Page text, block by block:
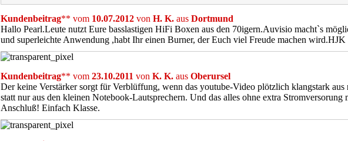
Kundenbeitrag** vom 10.07.2012 von H. K. aus Dortmund
Hallo Pearl.Leute nutzt Eure basslastigen HiFi Boxen aus den 70igern.Auvisio macht`s
und superleichte Anwendung ,habt Ihr einen Burner, der Euch viel Freude machen wird.HJK
Kundenbeitrag** vom 23.10.2011 von K. K. aus Oberursel
Der keine Verstärker sorgt für Verblüffung, wenn das youtube-Video plötzlich klangstark
statt nur aus den kleinen Notebook-Lautsprechern. Und das alles ohne extra
Anschluß! Einfach Klasse.